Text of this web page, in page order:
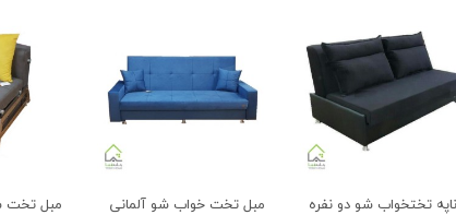
تختخواب شو دو نفره مبل تخت خواب شو آلمانی مبل تخت